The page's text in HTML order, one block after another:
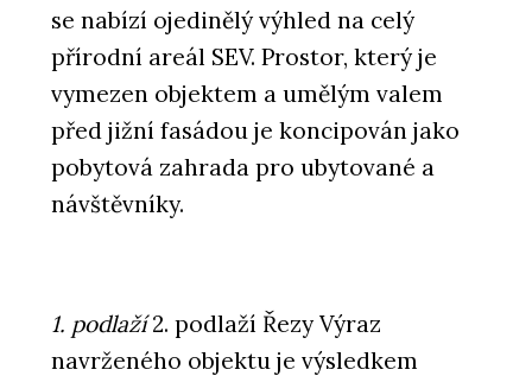
se nabízí ojedinělý výhled na celý
přírodní areál SEV. Prostor, který je
vymezen objektem a umělým valem
před jižní fasádou je koncipován jako
pobytová zahrada pro ubytované a
návštěvníky.
1. podlaží2. podlaží Řezy Výraz
navrženého objektu je výsledkem